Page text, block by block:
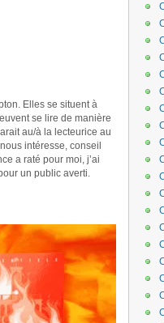
Elles se situent à
se lire de manière
au/à la lecteurice au
intéresse, conseil
a raté pour moi, j’ai
un public averti.